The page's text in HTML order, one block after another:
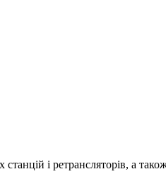
і ретрансляторів, а